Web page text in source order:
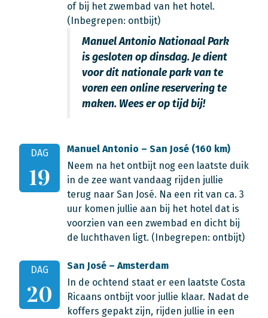
of bij het zwembad van het hotel.
(Inbegrepen: ontbijt)
Manuel Antonio Nationaal Park
is gesloten op dinsdag. Je dient
voor dit nationale park van te
voren een online reservering te
maken. Wees er op tijd bij!
DAG
19
Manuel Antonio – San José (160 km)
Neem na het ontbijt nog een laatste duik
in de zee want vandaag rijden jullie
terug naar San José. Na een rit van ca. 3
uur komen jullie aan bij het hotel dat is
voorzien van een zwembad en dicht bij
de luchthaven ligt. (Inbegrepen: ontbijt)
DAG
20
San José – Amsterdam
In de ochtend staat er een laatste Costa
Ricaans ontbijt voor jullie klaar. Nadat de
koffers gepakt zijn, rijden jullie in een